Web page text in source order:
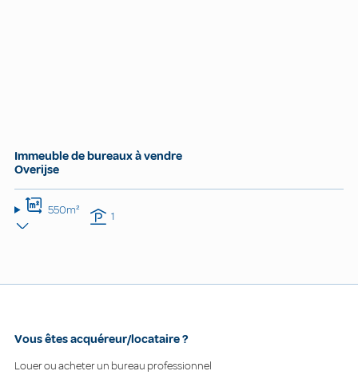
Immeuble de bureaux à vendre
Overijse
550m² 1
Vous êtes acquéreur/locataire ?
Louer ou acheter un bureau professionnel